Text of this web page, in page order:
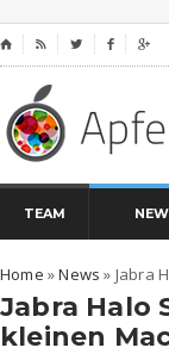
⌂    
TEAM
Home »News » Jabra
Jabra Halo
kleinen